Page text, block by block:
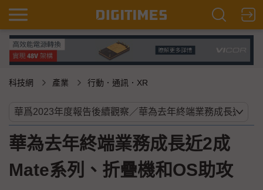
科技網 產業 行動．通訊．XR
華為去年終端業務成長近2成
Mate系列、折疊機和OS助攻